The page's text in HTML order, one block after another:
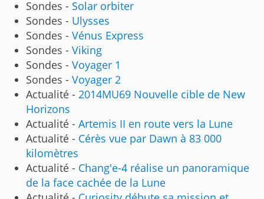
Sondes - Solar orbiter
Sondes - Ulysses
Sondes - Vénus Express
Sondes - Viking
Sondes - Voyager 1
Sondes - Voyager 2
Actualité - 2014MU69 Nouvelle cible de New
Horizons
Actualité - Artemis II en route vers la Lune
Actualité - Cérès vue par Dawn à 83 000
kilomètres
Actualité - Chang'e-4 réalise un panoramique
de la face cachée de la Lune